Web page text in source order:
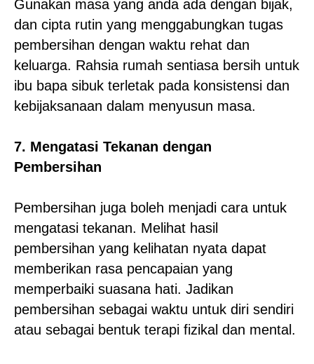
Gunakan masa yang anda ada dengan bijak,
dan cipta rutin yang menggabungkan tugas
pembersihan dengan waktu rehat dan
keluarga. Rahsia rumah sentiasa bersih untuk
ibu bapa sibuk terletak pada konsistensi dan
kebijaksanaan dalam menyusun masa.
7. Mengatasi Tekanan dengan
Pembersihan
Pembersihan juga boleh menjadi cara untuk
mengatasi tekanan. Melihat hasil
pembersihan yang kelihatan nyata dapat
memberikan rasa pencapaian yang
memperbaiki suasana hati. Jadikan
pembersihan sebagai waktu untuk diri sendiri
atau sebagai bentuk terapi fizikal dan mental.